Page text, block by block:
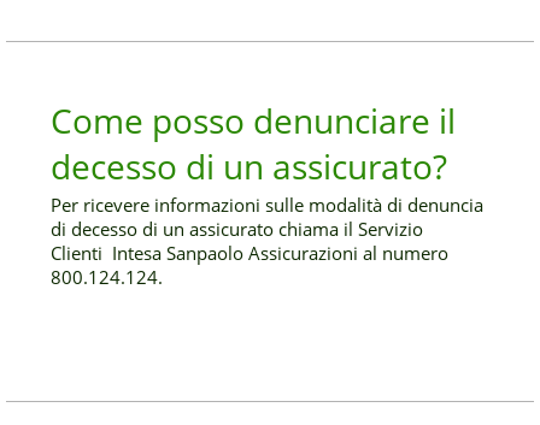
Come posso denunciare il
decesso di un assicurato?
Per ricevere informazioni sulle modalità di denuncia
di decesso di un assicurato chiama il Servizio
Clienti Intesa Sanpaolo Assicurazioni al numero
800.124.124.